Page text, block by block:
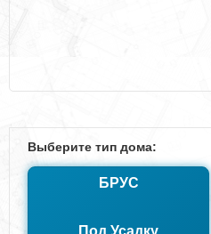
Выберите тип дома:
БРУС
Под Усадку